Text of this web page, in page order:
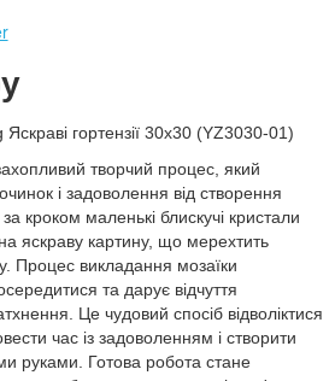
гортензії 30х30 (YZ3030-01)
творчий процес, який
і задоволення від створення
кроком маленькі блискучі кристали
яскраву картину, що мерехтить
Процес викладання мозаїки
та дарує відчуття
Це чудовий спосіб відволіктися
час із задоволенням і створити
руками. Готова робота стане